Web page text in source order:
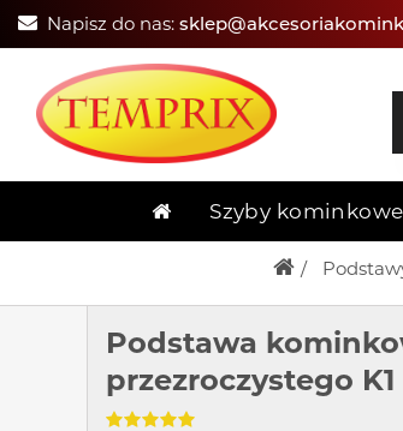
Napisz do nas:
Szyby kominkowe
Podstawa
przezroczystego K1